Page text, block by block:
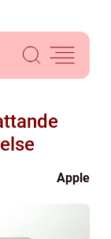
Apple